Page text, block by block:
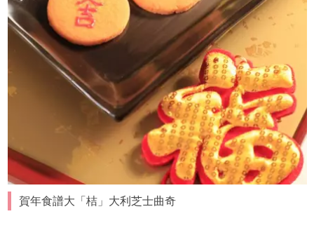
賀年食譜大「桔」大利芝士曲奇